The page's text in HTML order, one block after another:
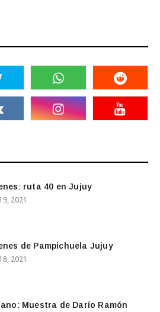
ruta 40 en Jujuy
2021
de Pampichuela Jujuy
2021
Muestra de Darío Ramón